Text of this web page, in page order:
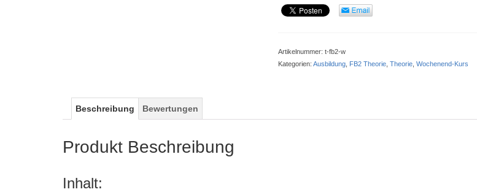
Artikelnummer: t-fb2-w
Kategorien: Ausbildung FB2 Theorie Theorie Wochenend-Kurs
Beschreibung Bewertungen
Produkt Beschreibung
Inhalt: